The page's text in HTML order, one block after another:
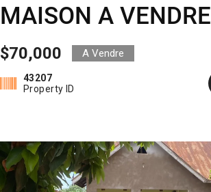
MAISON A VENDRE
$70,000 A Vendre
43207
Property ID